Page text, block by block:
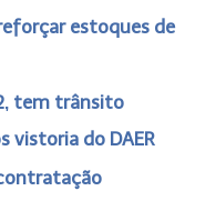
estoques de
tem trânsito
vistoria do DAER